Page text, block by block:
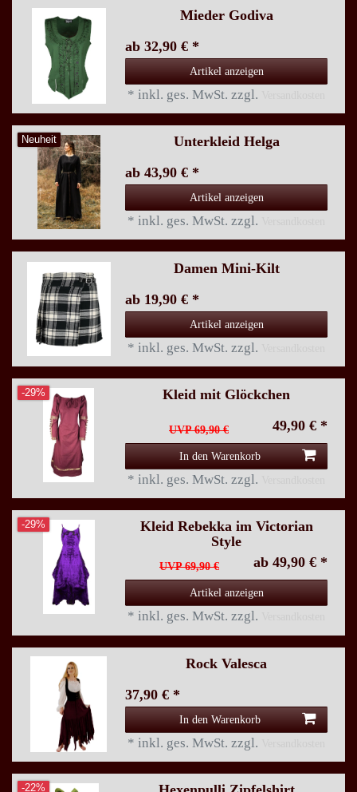
Mieder Godiva
ab 32,90 € *
Artikel anzeigen
* inkl. ges. MwSt. zzgl.
Neuheit
Unterkleid Helga
ab 43,90 € *
Artikel anzeigen
* inkl. ges. MwSt. zzgl.
Damen Mini-Kilt
ab 19,90 € *
Artikel anzeigen
* inkl. ges. MwSt. zzgl.
-29% Kleid mit Glöckchen
UVP 69,90 € 49,90 € *
In den Warenkorb
* inkl. ges. MwSt. zzgl.
-29%
Kleid Rebekka im Victorian
Style
UVP 69,90 € ab 49,90 € *
Artikel anzeigen
* inkl. ges. MwSt. zzgl.
Rock Valesca
37,90 € *
In den Warenkorb
* inkl. ges. MwSt. zzgl.
-22%